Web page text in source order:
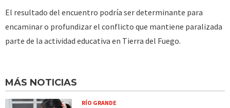
El resultado del encuentro podría ser determinante para
encaminar o profundizar el conflicto que mantiene paralizada
parte de la actividad educativa en Tierra del Fuego.
MÁS NOTICIAS
RÍO GRANDE